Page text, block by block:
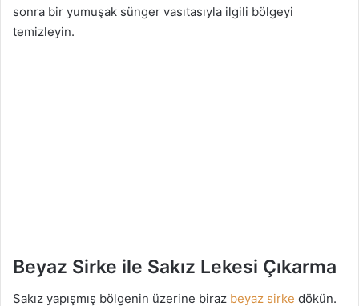
sonra bir yumuşak sünger vasıtasıyla ilgili bölgeyi
temizleyin.
Beyaz Sirke ile Sakız Lekesi Çıkarma
Sakız yapışmış bölgenin üzerine biraz beyaz sirke dökün.